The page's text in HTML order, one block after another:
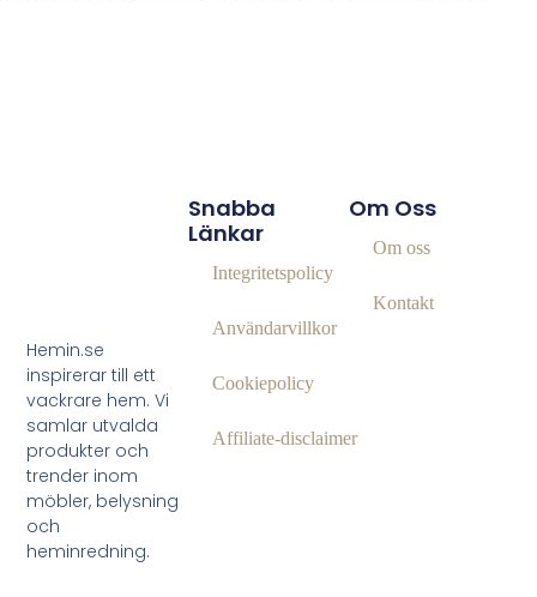
Hemin.se
inspirerar till ett
vackrare hem. Vi
samlar utvalda
produkter och
trender inom
möbler, belysning
och
heminredning.
Om Oss
Om oss
Kontakt
Snabba
Länkar
Integritetspolicy
Användarvillkor
Cookiepolicy
Affiliate‑disclaimer